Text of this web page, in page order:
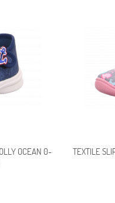
OCEAN 0-
TEXTILE